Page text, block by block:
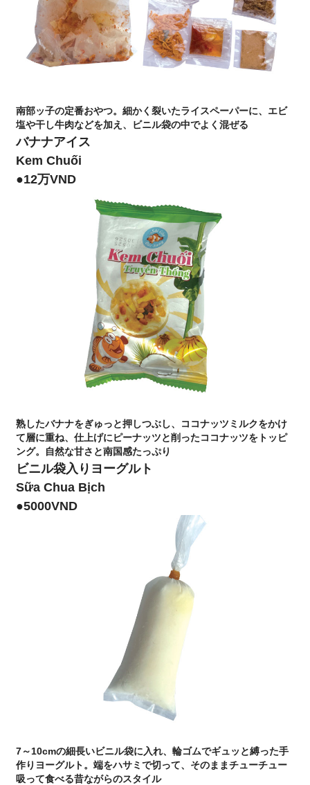
南部ッ子の定番おやつ。細かく裂いたライスペーパーに、エビ
塩や干し牛肉などを加え、ビニル袋の中でよく混ぜる
バナナアイス
Kem Chuối
●12万VND
熟したバナナをぎゅっと押しつぶし、ココナッツミルクをかけ
て層に重ね、仕上げにピーナッツと削ったココナッツをトッピ
ング。自然な甘さと南国感たっぷり
ビニル袋入りヨーグルト
Sữa Chua Bịch
●5000VND
7～10cmの細長いビニル袋に入れ、輪ゴムでギュッと縛った手
作りヨーグルト。端をハサミで切って、そのままチューチュー
吸って食べる昔ながらのスタイル